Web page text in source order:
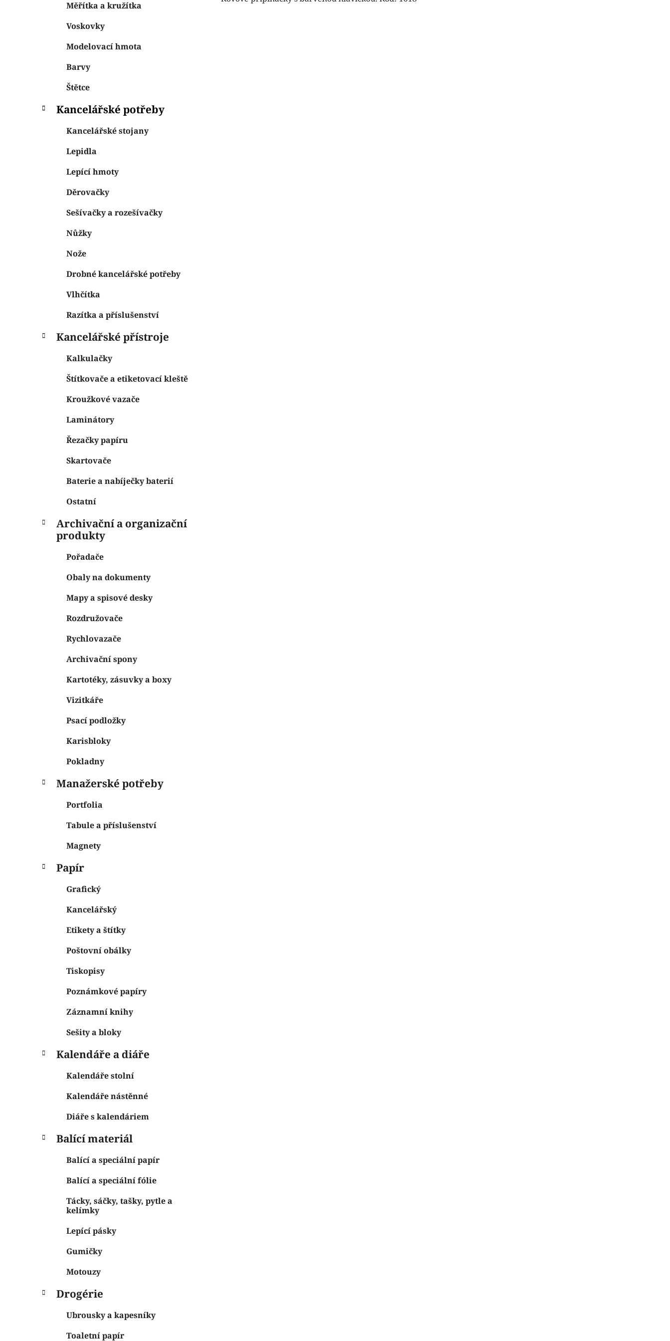
Měřítka a kružítka
Voskovky
Modelovací hmota
Barvy
Štětce
Kancelářské potřeby
Kancelářské stojany
Lepidla
Lepící hmoty
Děrovačky
Sešívačky a rozešívačky
Nůžky
Nože
Drobné kancelářské potřeby
Vlhčítka
Razítka a příslušenství
Kancelářské přístroje
Kalkulačky
Štítkovače a etiketovací kleště
Kroužkové vazače
Laminátory
Řezačky papíru
Skartovače
Baterie a nabíječky baterií
Ostatní
Archivační a organizační
produkty
Pořadače
Obaly na dokumenty
Mapy a spisové desky
Rozdružovače
Rychlovazače
Archivační spony
Kartotéky, zásuvky a boxy
Vizitkáře
Psací podložky
Karisbloky
Pokladny
Manažerské potřeby
Portfolia
Tabule a příslušenství
Magnety
Papír
Grafický
Kancelářský
Etikety a štítky
Poštovní obálky
Tiskopisy
Poznámkové papíry
Záznamní knihy
Sešity a bloky
Kalendáře a diáře
Kalendáře stolní
Kalendáře nástěnné
Diáře s kalendáriem
Balící materiál
Balící a speciální papír
Balící a speciální fólie
Tácky, sáčky, tašky, pytle a
kelímky
Lepící pásky
Gumičky
Motouzy
Drogérie
Ubrousky a kapesníky
Toaletní papír